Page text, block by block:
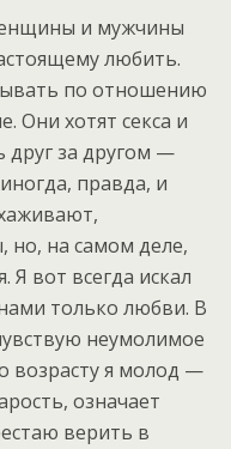
и мужчины
любить.
по отношению
Они хотят секса и
друг за другом —
правда, и
но, на самом деле,
Я вот всегда искал
только любви. В
неумолимое
возрасту я молод —
означает
верить в